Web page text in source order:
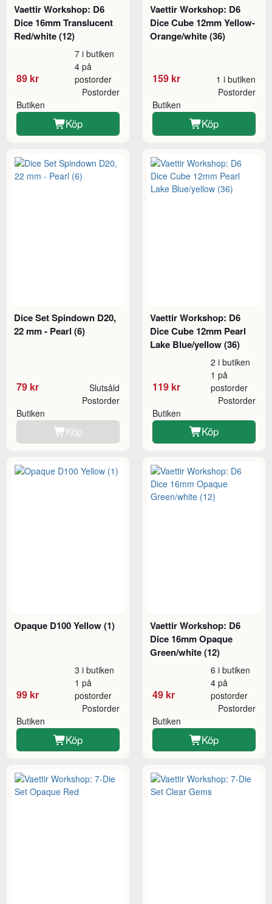
Vaettir Workshop: D6
Dice 16mm Translucent
Red/white (12)
89 kr
7 i butiken
4 på
postorder
Butiken
Postorder
Köp
Vaettir Workshop: D6
Dice Cube 12mm Yellow-
Orange/white (36)
159 kr 1 i butiken
Butiken
Postorder
Köp
Dice Set Spindown D20,
22 mm - Pearl (6)
79 kr Slutsåld
Butiken
Postorder
Köp
Vaettir Workshop: D6
Dice Cube 12mm Pearl
Lake Blue/yellow (36)
119 kr
2 i butiken
1 på
postorder
Butiken
Postorder
Köp
Opaque D100 Yellow (1)
99 kr
3 i butiken
1 på
postorder
Butiken
Postorder
Köp
Vaettir Workshop: D6
Dice 16mm Opaque
Green/white (12)
49 kr
6 i butiken
4 på
postorder
Butiken
Postorder
Köp